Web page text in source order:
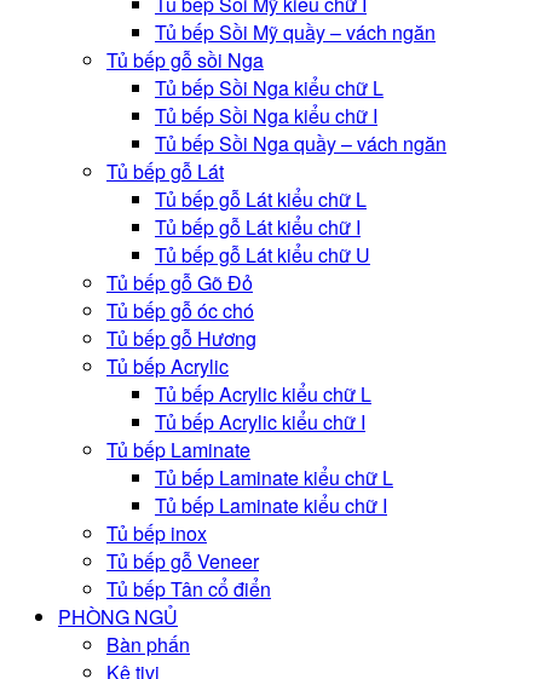
Tủ bếp Sồi Mỹ quầy – vách ngăn
Tủ bếp gỗ sồi Nga
Tủ bếp Sồi Nga kiểu chữ L
Tủ bếp Sồi Nga kiểu chữ I
Tủ bếp Sồi Nga quầy – vách ngăn
Tủ bếp gỗ Lát
Tủ bếp gỗ Lát kiểu chữ L
Tủ bếp gỗ Lát kiểu chữ I
Tủ bếp gỗ Lát kiểu chữ U
Tủ bếp gỗ Gõ Đỏ
Tủ bếp gỗ óc chó
Tủ bếp gỗ Hương
Tủ bếp Acrylic
Tủ bếp Acrylic kiểu chữ L
Tủ bếp Acrylic kiểu chữ I
Tủ bếp Laminate
Tủ bếp Laminate kiểu chữ L
Tủ bếp Laminate kiểu chữ I
Tủ bếp inox
Tủ bếp gỗ Veneer
Tủ bếp Tân cổ điển
PHÒNG NGỦ
Bàn phấn
Kệ tivi